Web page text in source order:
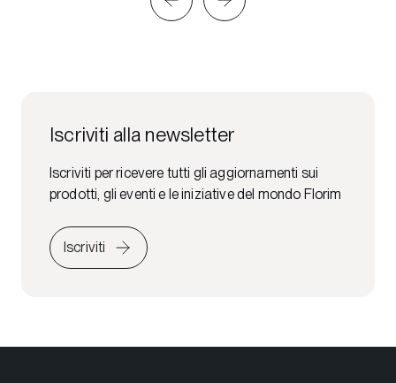
Iscriviti alla newsletter
Iscriviti per ricevere tutti gli aggiornamenti sui
prodotti, gli eventi e le iniziative del mondo Florim
Iscriviti